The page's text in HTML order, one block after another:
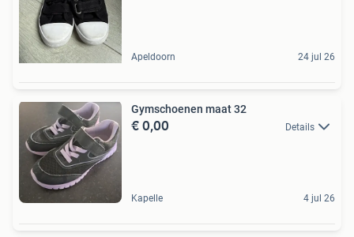
Apeldoorn 24 jul 26
Gymschoenen maat 32
€ 0,00 Details
Kapelle 4 jul 26